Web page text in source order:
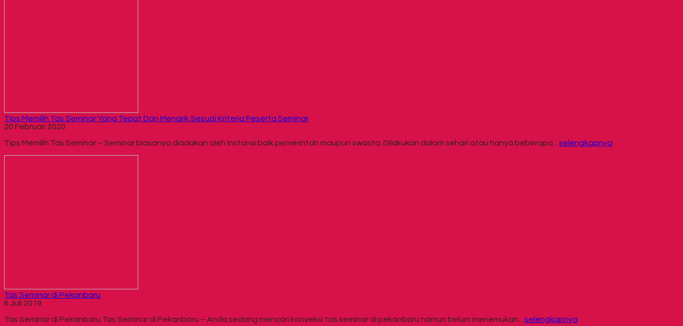
Tips Memilih Tas Seminar Yang Tepat Dan Menarik Sesuai Kriteria Peserta Seminar
20 Februari 2020
Tips Memilih Tas Seminar – Seminar biasanya diadakan oleh instansi baik pemerintah maupun swasta. Dilakukan dalam sehari atau hanya beberapa... selengkapnya
Tas Seminar di Pekanbaru
6 Juli 2019
Tas Seminar di Pekanbaru Tas Seminar di Pekanbaru – Anda sedang mencari konveksi tas seminar di pekanbaru namun belum menemukan... selengkapnya